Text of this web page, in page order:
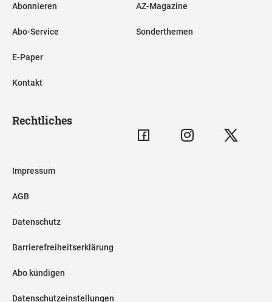
Abonnieren
Abo-Service
E-Paper
Kontakt
AZ-Magazine
Sonderthemen
Rechtliches
Impressum
AGB
Datenschutz
Barrierefreiheitserklärung
Abo kündigen
Datenschutzeinstellungen